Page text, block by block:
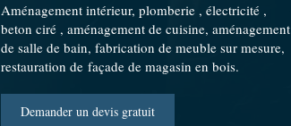
Aménagement intérieur, plomberie , électricité ,
beton ciré , aménagement de cuisine, aménagement
de salle de bain, fabrication de meuble sur mesure,
restauration de façade de magasin en bois.
Demander un devis gratuit